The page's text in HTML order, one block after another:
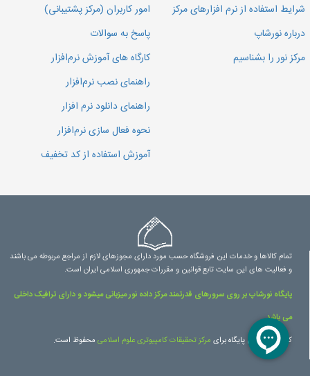
شرایط استفاده از نرم افزارهای مرکز
درباره نورشاپ
مرکز نور را بشناسیم
امور کاربران (مرکز پشتیبانی)
پاسخ به سوالات
کارگاه های آموزش نرم‌افزار
راهنمای نصب نرم‌افزار
راهنمای دانلود نرم افزار
نحوه فعال سازی نرم‌افزار
آموزش استفاده از کد تخفیف
تمام کالاها و خدمات این فروشگاه حسب مورد دارای مجوزهای لازم از مراجع مربوطه می باشند
و فعالیت های این سایت تابع قوانین و مقررات جمهوری اسلامی ایران است.
پایگاه نورشاپ بر روی سرورهای قدرتمند مرکز داده نور میزبانی میشود و دارای ترافیک داخلی
می باشد.
کلیه حقوق این پایگاه برای مرکز تحقیقات کامپیوتری علوم اسلامی محفوظ است.